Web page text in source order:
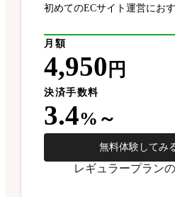
初めてのECサイト運営にお
月額
4,950 円
決済手数料
3.4%～
無料体験してみ
レギュラープラン